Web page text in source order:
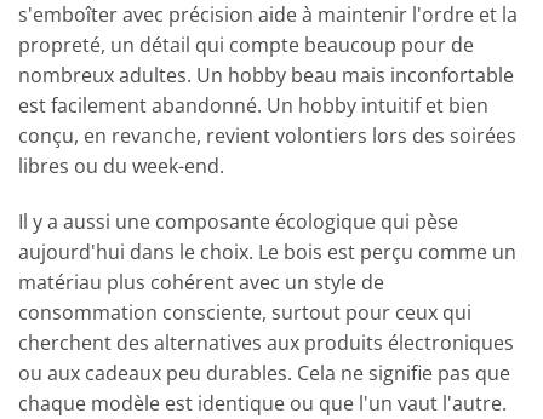
s'emboîter avec précision aide à maintenir l'ordre et la
propreté, un détail qui compte beaucoup pour de
nombreux adultes. Un hobby beau mais inconfortable
est facilement abandonné. Un hobby intuitif et bien
conçu, en revanche, revient volontiers lors des soirées
libres ou du week-end.
Il y a aussi une composante écologique qui pèse
aujourd'hui dans le choix. Le bois est perçu comme un
matériau plus cohérent avec un style de
consommation consciente, surtout pour ceux qui
cherchent des alternatives aux produits électroniques
ou aux cadeaux peu durables. Cela ne signifie pas que
chaque modèle est identique ou que l'un vaut l'autre.